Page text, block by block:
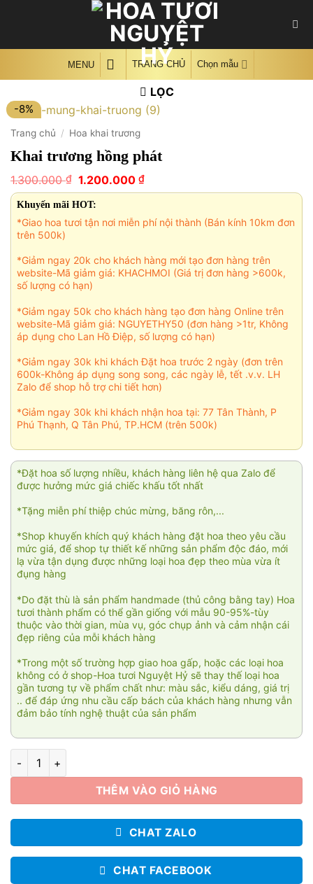
MENU TRANG CHỦ Chọn mẫu
LỌC
-8%
Trang chủ / Hoa khai trương
Khai trương hồng phát
1.300.000₫ Giá
gốc
là:
1.300.000 ₫.
1.200.000 ₫Giá
hiện
1.200.000 ₫.
Khuyến mãi HOT:
*Giao hoa tươi tận nơi miễn phí nội thành (Bán kính 10km đơn
trên 500k)
*Giảm ngay 20k cho khách hàng mới tạo đơn hàng trên
website-Mã giảm giá: KHACHMOI (Giá trị đơn hàng >600k,
số lượng có hạn)
*Giảm ngay 50k cho khách hàng tạo đơn hàng Online trên
website-Mã giảm giá: NGUYETHY50 (đơn hàng >1tr, Không
áp dụng cho Lan Hồ Điệp, số lượng có hạn)
*Giảm ngay 30k khi khách Đặt hoa trước 2 ngày (đơn trên
600k-Không áp dụng song song, các ngày lễ, tết .v.v. LH
Zalo để shop hỗ trợ chi tiết hơn)
*Giảm ngay 30k khi khách nhận hoa tại: 77 Tân Thành, P
Phú Thạnh, Q Tân Phú, TP.HCM (trên 500k)
*Đặt hoa số lượng nhiều, khách hàng liên hệ qua Zalo để
được hưởng mức giá chiếc khấu tốt nhất
*Tặng miễn phí thiệp chúc mừng, băng rôn,...
*Shop khuyến khích quý khách hàng đặt hoa theo yêu cầu
mức giá, để shop tự thiết kế những sản phẩm độc đáo, mới
lạ vừa tận dụng được những loại hoa đẹp theo mùa vừa ít
đụng hàng
*Do đặt thù là sản phẩm handmade (thủ công bằng tay) Hoa
tươi thành phẩm có thể gần giống với mẫu 90-95%-tùy
thuộc vào thời gian, mùa vụ, góc chụp ảnh và cảm nhận cái
đẹp riêng của mỗi khách hàng
*Trong một số trường hợp giao hoa gấp, hoặc các loại hoa
không có ở shop-Hoa tươi Nguyệt Hỷ sẽ thay thế loại hoa
gần tương tự về phẩm chất như: màu sắc, kiểu dáng, giá trị
.. để đáp ứng nhu cầu cấp bách của khách hàng nhưng vẫn
đảm bảo tính nghệ thuật của sản phẩm
Khai trương hồng phát số lượng
THÊM VÀO GIỎ HÀNG
CHAT ZALO
CHAT FACEBOOK